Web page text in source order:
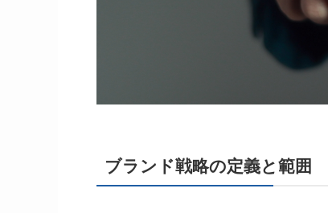
ブランド戦略の定義と範囲